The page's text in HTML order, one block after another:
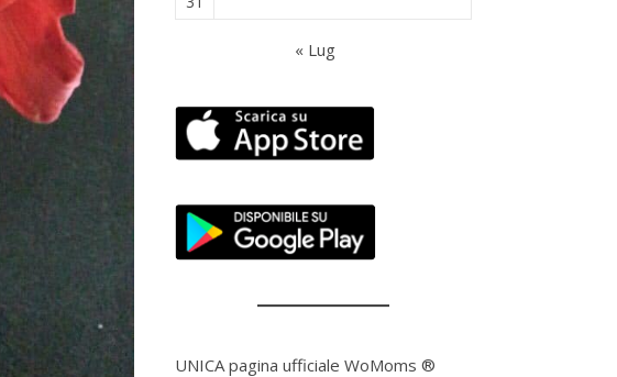
« Lug
UNICA pagina ufficiale WoMoms ®